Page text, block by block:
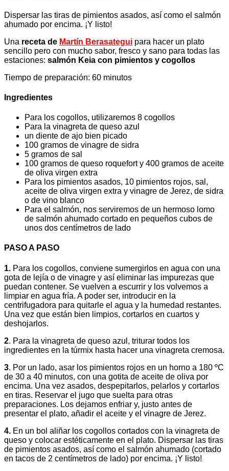
Dispersar las tiras de pimientos asados, así como el salmón
ahumado por encima. ¡Y listo!
Una receta de Martín Berasategui para hacer un plato
sencillo pero con mucho sabor, fresco y sano para todas las
estaciones: salmón Keia con pimientos y cogollos
Tiempo de preparación: 60 minutos
Ingredientes
Para los cogollos, utilizaremos 8 cogollos
Para la vinagreta de queso azul
un diente de ajo bien picado
100 gramos de vinagre de sidra
5 gramos de sal
100 gramos de queso roquefort y 400 gramos de aceite
de oliva virgen extra
Para los pimientos asados, 10 pimientos rojos, sal,
aceite de oliva virgen extra y vinagre de Jerez, de sidra
o de vino blanco
Para el salmón, nos serviremos de un hermoso lomo
de salmón ahumado cortado en pequeños cubos de
unos dos centímetros de lado
PASO A PASO
1. Para los cogollos, conviene sumergirlos en agua con una
gota de lejía o de vinagre y así eliminar las impurezas que
puedan contener. Se vuelven a escurrir y los volvemos a
limpiar en agua fría. A poder ser, introducir en la
centrifugadora para quitarle el agua y la humedad restantes.
Una vez que están bien limpios, cortarlos en cuartos y
deshojarlos.
2. Para la vinagreta de queso azul, triturar todos los
ingredientes en la túrmix hasta hacer una vinagreta cremosa.
3. Por un lado, asar los pimientos rojos en un horno a 180 ºC
de 30 a 40 minutos, con una gotita de aceite de oliva por
encima. Una vez asados, despepitarlos, pelarlos y cortarlos
en tiras. Reservar el jugo que suelta para otras
preparaciones. Los dejamos enfriar y, justo antes de
presentar el plato, añadir el aceite y el vinagre de Jerez.
4. En un bol aliñar los cogollos cortados con la vinagreta de
queso y colocar estéticamente en el plato. Dispersar las tiras
de pimientos asados, así como el salmón ahumado (cortado
en tacos de 2 centímetros de lado) por encima. ¡Y listo!